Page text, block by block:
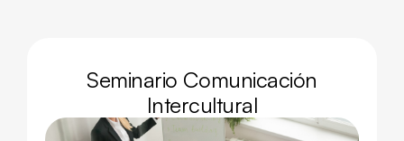
Seminario Comunicación
Intercultural